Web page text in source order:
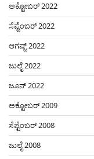
ಅಕ್ಟೋಬರ್ 2022
ಸೆಪ್ಟೆಂಬರ್ 2022
ಆಗಷ್ಟ್ 2022
ಜುಲೈ 2022
ಜೂನ್ 2022
ಅಕ್ಟೋಬರ್ 2009
ಸೆಪ್ಟೆಂಬರ್ 2008
ಜುಲೈ 2008